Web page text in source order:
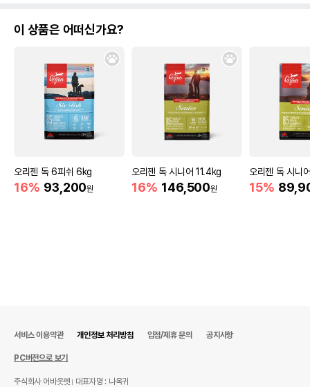
이 상품은 어떠신가요?
오리젠 독 6피쉬 6kg
16% 93,200원
오리젠 독 시니어 11.4kg
16% 146,500원
오리젠 독 시니
15%
서비스 이용약관 개인정보 처리방침 입점/제휴 문의 공지사항
PC버전으로 보기
주식회사 어바웃펫
대표자명 : 나옥귀